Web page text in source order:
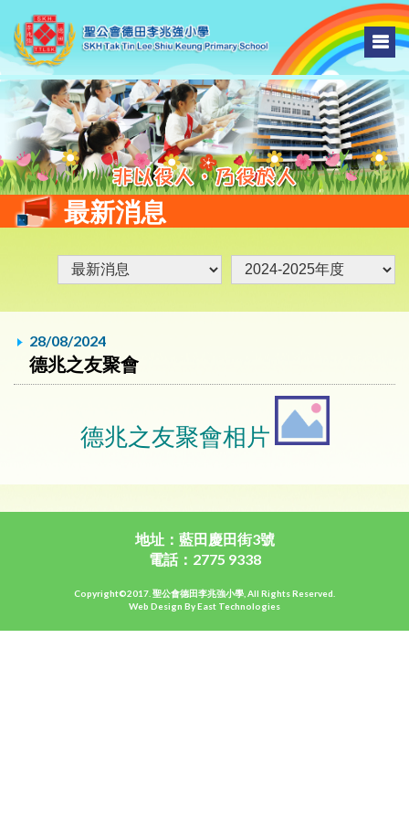
最新消息
28/08/2024
德兆之友聚會
德兆之友聚會相片
地址：藍田慶田街3號
電話：2775 9338
Copyright©2017. 聖公會德田李兆強小學, All Rights Reserved.
Web Design By East Technologies